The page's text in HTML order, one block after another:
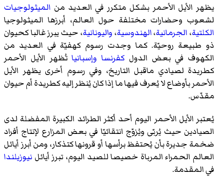
يظهر الأيل الأحمر بشكل متكرر في العديد من الميثولوجيات
لشعوب وحضارات مختلفة حول العالم، أبرزها الميثولوجيا
الكلتية، الجرمانية،الهندوسية، واليونانية، حيث يبرز غالبا كحيوان
ذو طبيعة روحيّة. كما وجدت رسوم كهفيّة في العديد من
الكهوف في بعض الدول كفرنسا وإسبانياتُظهر الأيل الأحمر
كطريدة لصيادي ماقبل التاريخ، وفي رسوم أخرى يظهر الأيل
الأحمر بأوضاع لا يُعرف فيها ما إذا كان يُنظر إليه كطريدة أم حيوان
مقدّس.
يُعتبر الأيل الأحمر اليوم أحد أكثر الطرائد الكبيرة المفضلة لدى
الصيادين حيث يُربّى ويُزوّج انتقائيّا في بعض المزارع لإنتاج أفراد
ضخمة جديرة بأن يُحتفظ برأسها أو قرونها كتذكار، ومن أبرز أيائل
العالم الحمراء المرباة خصيصا للصيد اليوم، تبرز أيائل نيوزيلندا
في المقدمة.